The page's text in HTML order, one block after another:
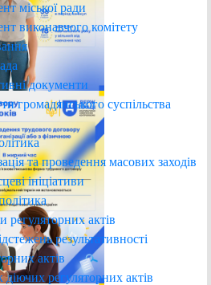
міської ради
виконавчого комітету
документи
громадянського суспільства
та проведення масових заходів
ініціативи
регуляторних актів
результативності
актів
діючих регуляторних актів